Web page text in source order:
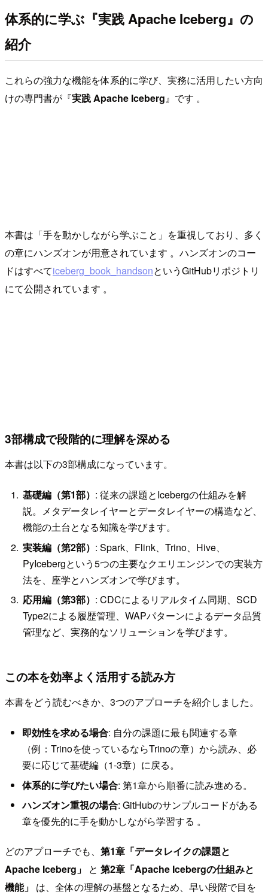
体系的に学ぶ『実践 Apache Iceberg』の
紹介
これらの強力な機能を体系的に学び、実務に活用したい方向
けの専門書が『実践 Apache Iceberg』です 。
本書は「手を動かしながら学ぶこと」を重視しており、多く
の章にハンズオンが用意されています 。ハンズオンのコー
ドはすべてiceberg_book_handsonというGitHubリポジトリ
にて公開されています 。
3部構成で段階的に理解を深める
本書は以下の3部構成になっています。
基礎編（第1部） : 従来の課題とIcebergの仕組みを解
説。メタデータレイヤーとデータレイヤーの構造など、
機能の土台となる知識を学びます。
実装編（第2部） : Spark、Flink、Trino、Hive、
PyIcebergという5つの主要なクエリエンジンでの実装方
法を、座学とハンズオンで学びます。
応用編（第3部） : CDCによるリアルタイム同期、SCD
Type2による履歴管理、WAPパターンによるデータ品質
管理など、実務的なソリューションを学びます。
この本を効率よく活用する読み方
本書をどう読むべきか、3つのアプローチを紹介しました。
即効性を求める場合: 自分の課題に最も関連する章
（例：Trinoを使っているならTrinoの章）から読み、必
要に応じて基礎編（1-3章）に戻る。
体系的に学びたい場合: 第1章から順番に読み進める。
ハンズオン重視の場合: GitHubのサンプルコードがある
章を優先的に手を動かしながら学習する 。
どのアプローチでも、 第1章「データレイクの課題と
Apache Iceberg」
と 第2章「Apache Icebergの仕組みと
機能」 は、全体の理解の基盤となるため、早い段階で目を